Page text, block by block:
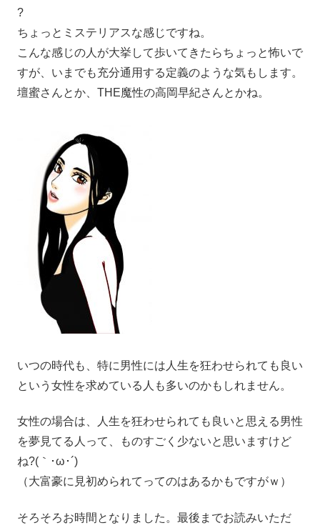
?
ちょっとミステリアスな感じですね。
こんな感じの人が大挙して歩いてきたらちょっと怖いで
すが、いまでも充分通用する定義のような気もします。
壇蜜さんとか、THE魔性の高岡早紀さんとかね。
いつの時代も、特に男性には人生を狂わせられても良い
という女性を求めている人も多いのかもしれません。
女性の場合は、人生を狂わせられても良いと思える男性
を夢見てる人って、ものすごく少ないと思いますけど
ね?(｀･ω･´)
（大富豪に見初められてってのはあるかもですがｗ）
そろそろお時間となりました。最後までお読みいただ